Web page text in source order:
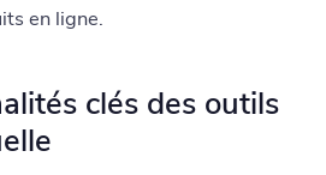
en ligne.
clés des outils